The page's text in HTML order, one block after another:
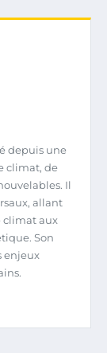
depuis une
climat, de
Il
allant
climat aux
Son
enjeux